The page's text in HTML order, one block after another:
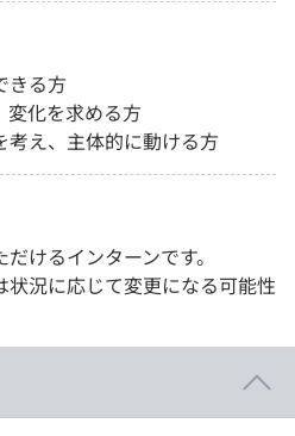
きる方
化を求める方
え、主体的に動ける方
けるインターンです。
況に応じて変更になる可能性